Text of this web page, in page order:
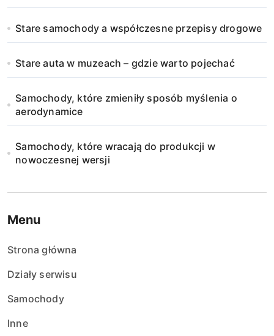
Stare samochody a współczesne przepisy drogowe
Stare auta w muzeach – gdzie warto pojechać
Samochody, które zmieniły sposób myślenia o
aerodynamice
Samochody, które wracają do produkcji w
nowoczesnej wersji
Menu
Strona główna
Działy serwisu
Samochody
Inne